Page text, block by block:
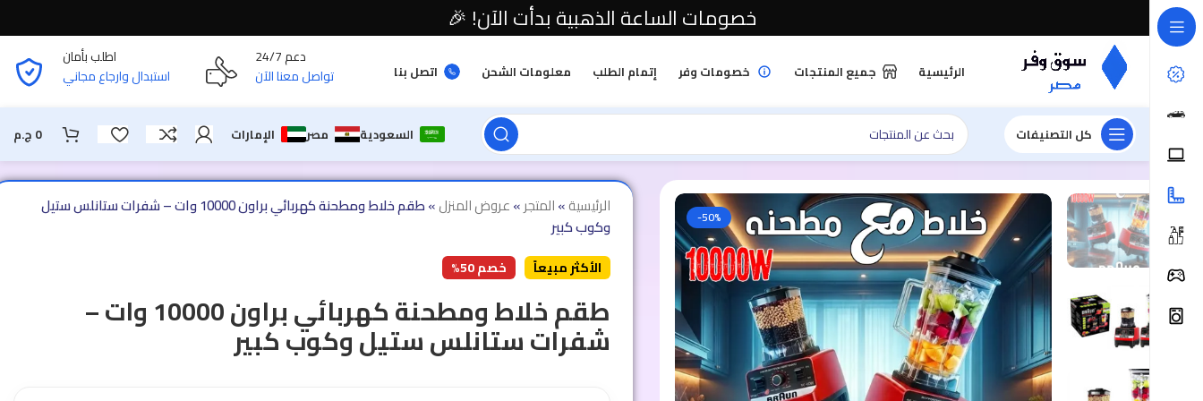
الرئيسية جميع المنتجات خصومات وفر إتمام الطلب معلومات الشحن اتصل بنا
دعم 24/7
تواصل معنا الآن
اطلب بأمان
استبدال وارجاع مجاني
كل التصنيفات السعودية مصر الإمارات 0 ج.م
-50% الرئيسية»المتجر»عروض المنزل»
طقم خلاط ومطحنة كهربائي براون 10000 وات – شفرات ستانلس ستيل
وكوب كبير
الأكثر مبيعاً خصم 50%
طقم خلاط ومطحنة كهربائي براون 10000 وات –
شفرات ستانلس ستيل وكوب كبير
خصومات الساعة الذهبية بدأت الآن! 🎉